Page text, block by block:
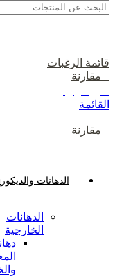
قائمة الرغبات
مقارنة
القائمة
مقارنة
الدهانات والديكور
الدهانات
الخارجية